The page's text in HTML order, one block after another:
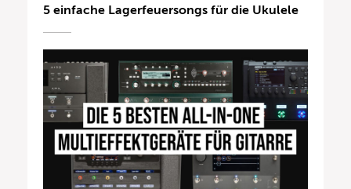
5 einfache Lagerfeuersongs für die Ukulele